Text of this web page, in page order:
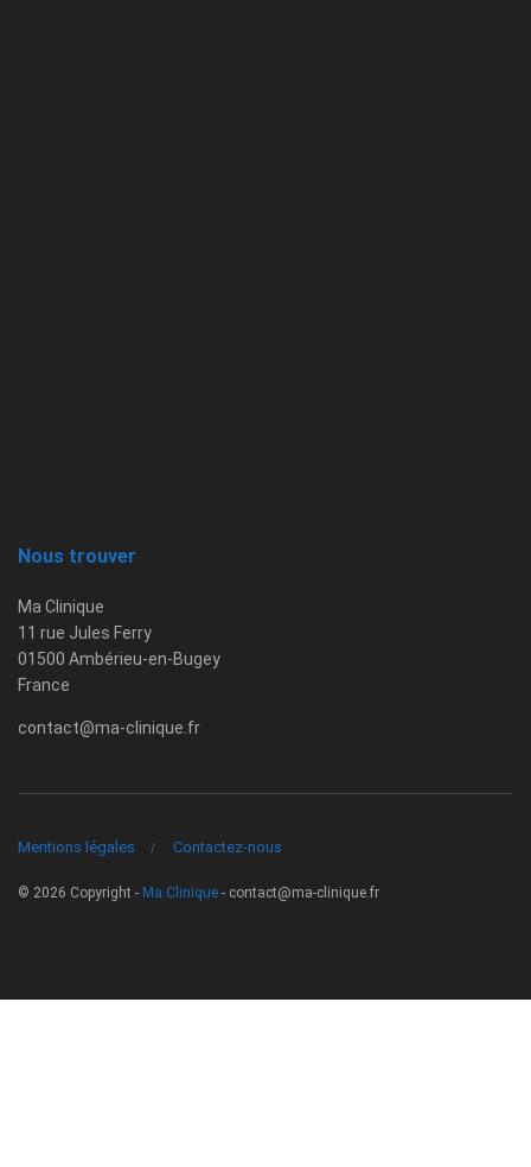
Nous trouver
Ma Clinique
11 rue Jules Ferry
01500 Ambérieu-en-Bugey
France
contact@ma-clinique.fr
Mentions légales Contactez-nous
© 2026 Copyright - Ma Clinique - contact@ma-clinique.fr